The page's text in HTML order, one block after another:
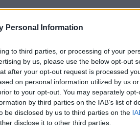
Personal Information
to third parties, or processing of your
by us, please use the below opt-out
after your opt-out request is processed
on personal information utilized by us
to your opt-out. You may separately
by third parties on the IAB’s list of
be disclosed by us to third parties on the
disclose it to other third parties.
IEM